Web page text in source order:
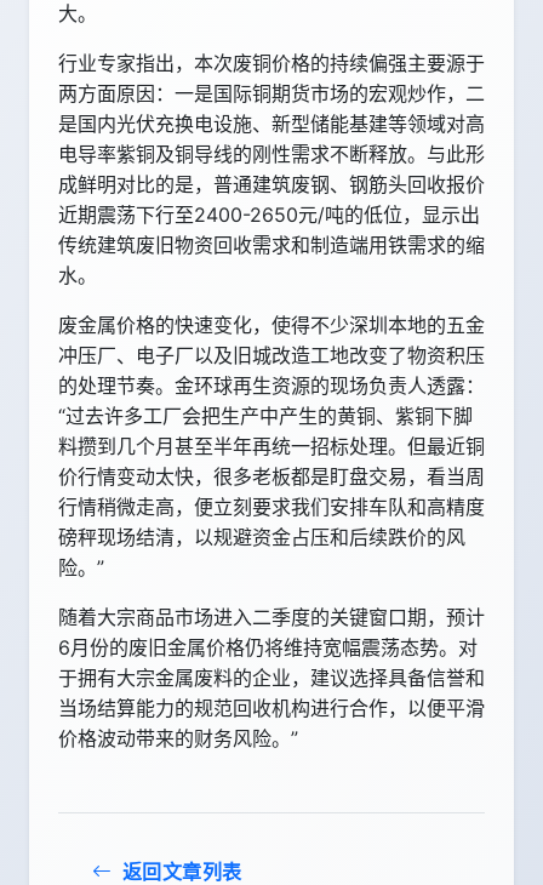
大。
行业专家指出，本次废铜价格的持续偏强主要源于
两方面原因：一是国际铜期货市场的宏观炒作，二
是国内光伏充换电设施、新型储能基建等领域对高
电导率紫铜及铜导线的刚性需求不断释放。与此形
成鲜明对比的是，普通建筑废钢、钢筋头回收报价
近期震荡下行至2400-2650元/吨的低位，显示出
传统建筑废旧物资回收需求和制造端用铁需求的缩
水。
废金属价格的快速变化，使得不少深圳本地的五金
冲压厂、电子厂以及旧城改造工地改变了物资积压
的处理节奏。金环球再生资源的现场负责人透露：
“过去许多工厂会把生产中产生的黄铜、紫铜下脚
料攒到几个月甚至半年再统一招标处理。但最近铜
价行情变动太快，很多老板都是盯盘交易，看当周
行情稍微走高，便立刻要求我们安排车队和高精度
磅秤现场结清，以规避资金占压和后续跌价的风
险。”
随着大宗商品市场进入二季度的关键窗口期，预计
6月份的废旧金属价格仍将维持宽幅震荡态势。对
于拥有大宗金属废料的企业，建议选择具备信誉和
当场结算能力的规范回收机构进行合作，以便平滑
价格波动带来的财务风险。”
返回文章列表